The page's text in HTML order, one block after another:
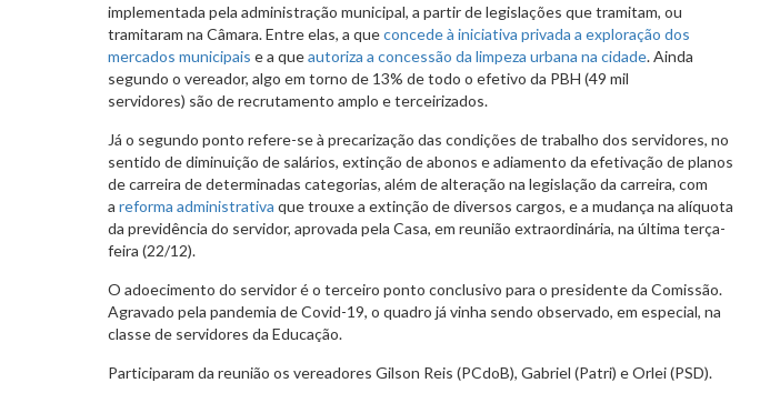
implementada pela administração municipal, a partir de legislações que tramitam, ou
tramitaram na Câmara. Entre elas, a queconcede à iniciativa privada a exploração dos
mercados municipais e a queautoriza a concessão da limpeza urbana na cidade. Ainda
segundo o vereador, algo em torno de 13% de todo o efetivo da PBH (49 mil
servidores) são de recrutamento amplo e terceirizados.
Já o segundo ponto refere-se à precarização das condições de trabalho dos servidores, no
sentido de diminuição de salários, extinção de abonos e adiamento da efetivação de planos
de carreira de determinadas categorias, além de alteração na legislação da carreira, com
a reforma administrativa que trouxe a extinção de diversos cargos, e a mudança na alíquota
da previdência do servidor, aprovada pela Casa, em reunião extraordinária, na última terça-
feira (22/12).
O adoecimento do servidor é o terceiro ponto conclusivo para o presidente da Comissão.
Agravado pela pandemia de Covid-19, o quadro já vinha sendo observado, em especial, na
classe de servidores da Educação.
Participaram da reunião os vereadores Gilson Reis (PCdoB), Gabriel (Patri) e Orlei (PSD).